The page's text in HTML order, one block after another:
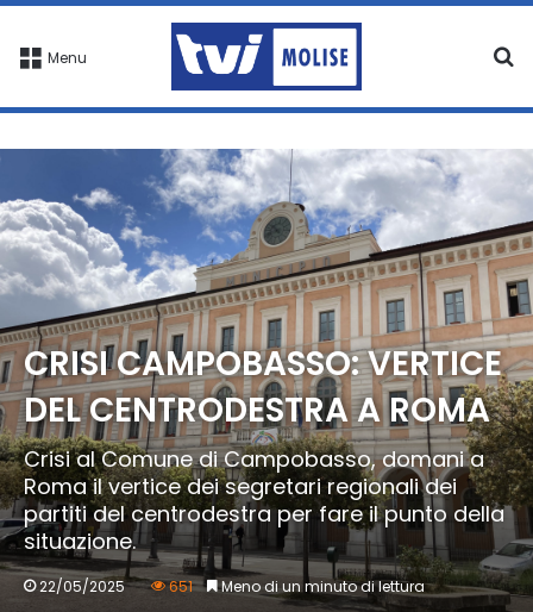
Menu
CRISI CAMPOBASSO: VERTICE
DEL CENTRODESTRA A ROMA
Crisi al Comune di Campobasso, domani a
Roma il vertice dei segretari regionali dei
partiti del centrodestra per fare il punto della
situazione.
22/05/2025 651 Meno di un minuto di lettura